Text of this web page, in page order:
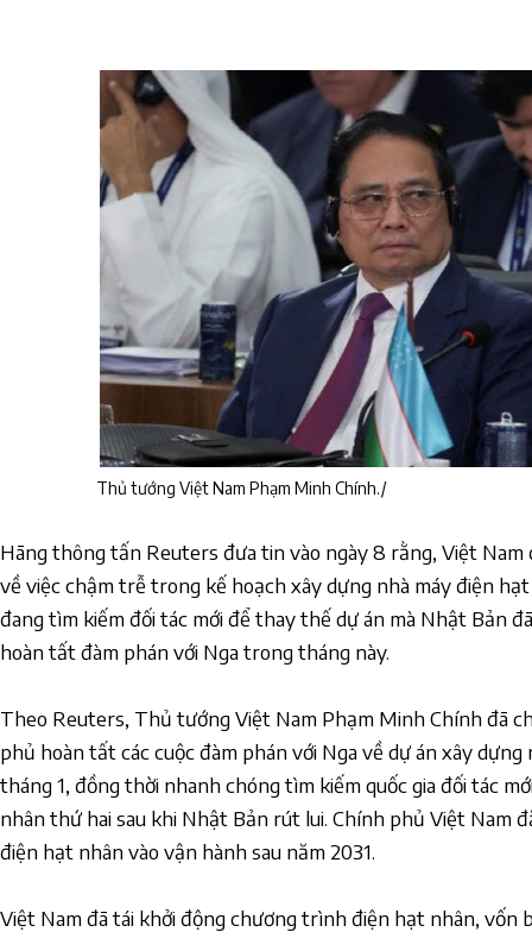
Thủ tướng Việt Nam Phạm Minh Chính./
Hãng thông tấn Reuters đưa tin vào ngày 8 rằng, Việt
về việc chậm trễ trong kế hoạch xây dựng nhà máy điện
đang tìm kiếm đối tác mới để thay thế dự án mà Nhật Bản
hoàn tất đàm phán với Nga trong tháng này.
Theo Reuters, Thủ tướng Việt Nam Phạm Minh Chính đã
phủ hoàn tất các cuộc đàm phán với Nga về dự án xây
tháng 1, đồng thời nhanh chóng tìm kiếm quốc gia đối tác
nhân thứ hai sau khi Nhật Bản rút lui. Chính phủ Việt Nam
điện hạt nhân vào vận hành sau năm 2031.
Việt Nam đã tái khởi động chương trình điện hạt nhân, vốn